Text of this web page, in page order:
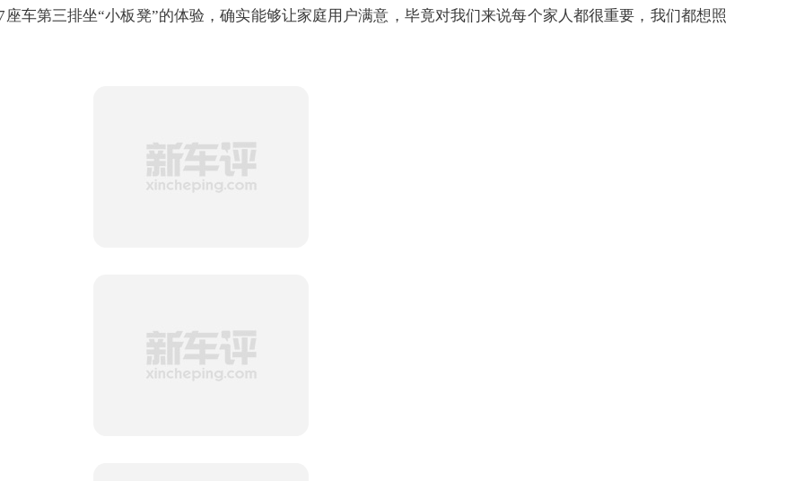
车第三排坐“小板凳”的体验，确实能够让家庭用户满意，毕竟对我们来说每个家人都很重要，我们都想照